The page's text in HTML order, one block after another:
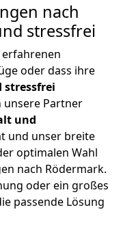
nach
stressfrei
oder dass ihre
stressfrei
unsere Partner
und
und unser breite
optimalen Wahl
nach Rödermark.
oder ein großes
passende Lösung